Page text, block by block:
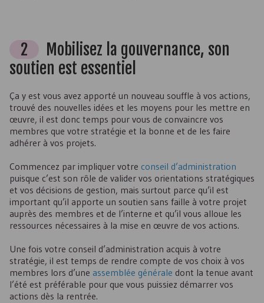
2
Mobilisez la gouvernance, son
soutien est essentiel
Ça y est vous avez apporté un nouveau souffle à vos actions,
trouvé des nouvelles idées et les moyens pour les mettre en
œuvre, il est donc temps pour vous de convaincre vos
membres que votre stratégie et la bonne et de les faire
adhérer à vos projets.
Commencez par impliquer votre conseil d’administration
puisque c’est son rôle de valider vos orientations stratégiques
et vos décisions de gestion, mais surtout parce qu’il est
important qu’il apporte un soutien sans faille à votre projet
auprès des membres et de l’interne et qu’il vous alloue les
ressources nécessaires à la mise en œuvre de vos actions.
Une fois votre conseil d’administration acquis à votre
stratégie, il est temps de rendre compte de vos choix à vos
membres lors d’une assemblée générale dont la tenue avant
l’été est préférable pour que vous puissiez démarrer vos
actions dès la rentrée.